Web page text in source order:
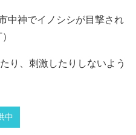
中神でイノシシが目撃され
り、刺激したりしないよう
中